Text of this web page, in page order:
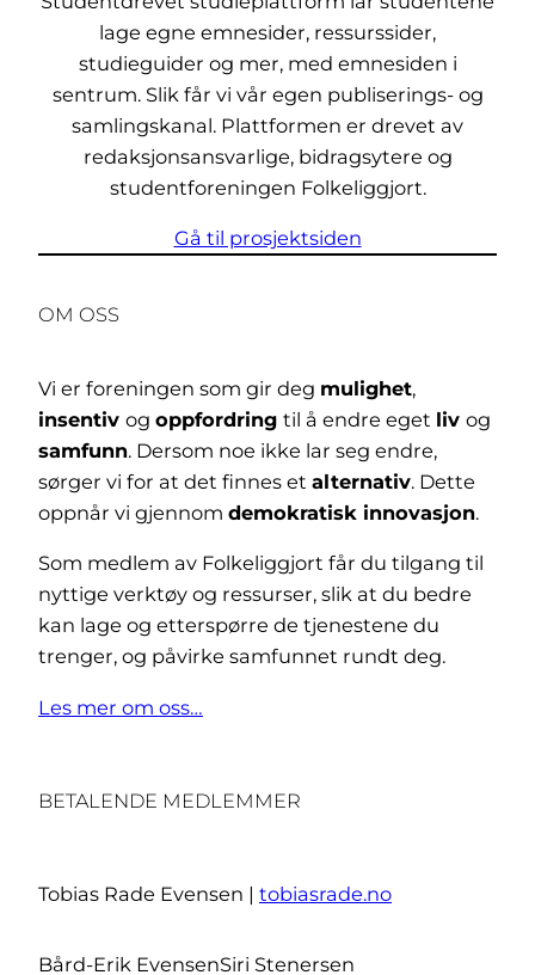
lage egne emnesider, ressurssider,
studieguider og mer, med emnesiden i
sentrum. Slik får vi vår egen publiserings- og
samlingskanal. Plattformen er drevet av
redaksjonsansvarlige, bidragsytere og
studentforeningen Folkeliggjort.
Gå til prosjektsiden
OM OSS
Vi er foreningen som gir deg mulighet,
insentiv og oppfordring til å endre eget liv og
samfunn. Dersom noe ikke lar seg endre,
sørger vi for at det finnes et alternativ. Dette
oppnår vi gjennom demokratisk innovasjon.
Som medlem av Folkeliggjort får du tilgang til
nyttige verktøy og ressurser, slik at du bedre
kan lage og etterspørre de tjenestene du
trenger, og påvirke samfunnet rundt deg.
Les mer om oss…
BETALENDE MEDLEMMER
Tobias Rade Evensen | tobiasrade.no
Bård-Erik EvensenSiri Stenersen